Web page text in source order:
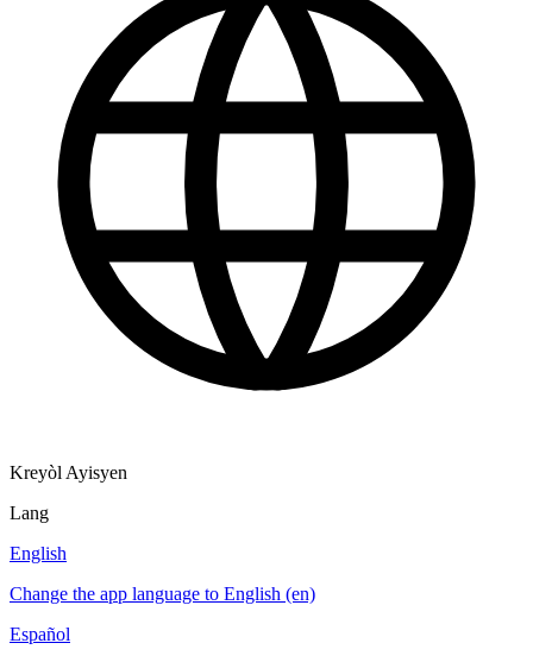
Kreyòl Ayisyen
Lang
English
Change the app language to English (en)
Español